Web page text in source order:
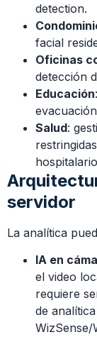
detection.
facial
Oficinas
detección
Educación
Salud:
servidor
La analítica
IA en
el video
requiere
de
WizSense/